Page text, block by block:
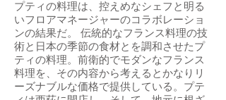
プティの料理は、控えめなシェフと明る
いフロアマネージャーのコラボレーショ
ンの結果だ。 伝統的なフランス料理の技
術と日本の季節の食材とを調和させたプ
ティの料理。前衛的でモダンなフランス
料理を、その内容から考えるとかなりリ
ーズナブルな価格で提供している。プテ